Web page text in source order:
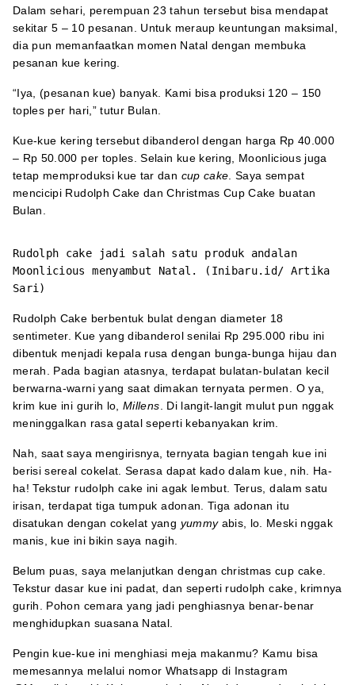
Dalam sehari, perempuan 23 tahun tersebut bisa mendapat
sekitar 5 – 10 pesanan. Untuk meraup keuntungan maksimal,
dia pun memanfaatkan momen Natal dengan membuka
pesanan kue kering.
“Iya, (pesanan kue) banyak. Kami bisa produksi 120 – 150
toples per hari,” tutur Bulan.
Kue-kue kering tersebut dibanderol dengan harga Rp 40.000
– Rp 50.000 per toples. Selain kue kering, Moonlicious juga
tetap memproduksi kue tar dan cup cake . Saya sempat
mencicipi Rudolph Cake dan Christmas Cup Cake buatan
Bulan.
Rudolph cake jadi salah satu produk andalan
Moonlicious menyambut Natal. (Inibaru.id/ Artika
Sari)
Rudolph Cake berbentuk bulat dengan diameter 18
sentimeter. Kue yang dibanderol senilai Rp 295.000 ribu ini
dibentuk menjadi kepala rusa dengan bunga-bunga hijau dan
merah. Pada bagian atasnya, terdapat bulatan-bulatan kecil
berwarna-warni yang saat dimakan ternyata permen. O ya,
krim kue ini gurih lo,Millens . Di langit-langit mulut pun nggak
meninggalkan rasa gatal seperti kebanyakan krim.
Nah, saat saya mengirisnya, ternyata bagian tengah kue ini
berisi sereal cokelat. Serasa dapat kado dalam kue, nih. Ha-
ha! Tekstur rudolph cake ini agak lembut. Terus, dalam satu
irisan, terdapat tiga tumpuk adonan. Tiga adonan itu
disatukan dengan cokelat yang yummyabis, lo. Meski nggak
manis, kue ini bikin saya nagih.
Belum puas, saya melanjutkan dengan christmas cup cake.
Tekstur dasar kue ini padat, dan seperti rudolph cake, krimnya
gurih. Pohon cemara yang jadi penghiasnya benar-benar
menghidupkan suasana Natal.
Pengin kue-kue ini menghiasi meja makanmu? Kamu bisa
memesannya melalui nomor Whatsapp di Instagram